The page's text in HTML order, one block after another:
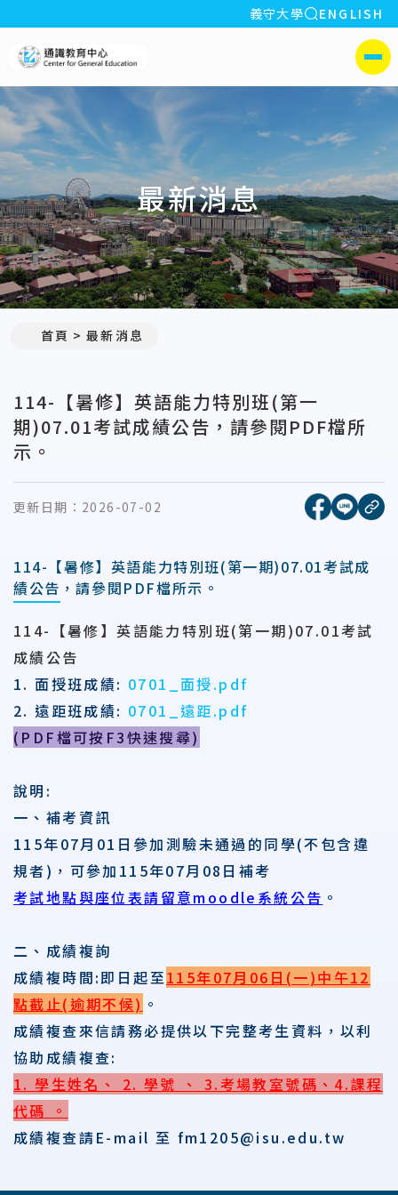
:::
義守大學 全站搜索
ENGLISH
側選單
最新消息
首頁 最新消息
114-【暑修】英語能力特別班(第一
期)07.01考試成績公告，請參閱PDF檔所
示。
更新日期： 2026-07-02 [另開新
[另開
複
114-【暑修】英語能力特別班(第一期)07.01考試成
績公告，請參閱PDF檔所示。
114-【暑修】英語能力特別班(第一期)07.01考試
成績公告
1. 面授班成績: 0701_面授.pdf
2. 遠距班成績: 0701_遠距.pdf
(PDF檔可按F3快速搜尋)
說明:
一、補考資訊
115年07月01日參加測驗未通過的同學(不包含違
規者)，可參加115年07月08日補考
考試地點與座位表請留意moodle系統公告 。
二、成績複詢
成績複時間:即日起至115年07月06日(一)中午12
點截止(逾期不候) 。
成績複查來信請務必提供以下完整考生資料，以利
協助成績複查:
1. 學生姓名、 2. 學號 、 3.考場教室號碼、4.課程
代碼 。
成績複查請E-mail 至 fm1205@isu.edu.tw